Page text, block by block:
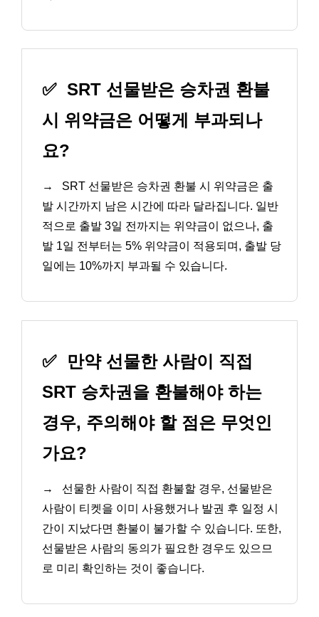
✅ SRT 선물받은 승차권 환불
시 위약금은 어떻게 부과되나
요?
→
SRT 선물받은 승차권 환불 시 위약금은 출
발 시간까지 남은 시간에 따라 달라집니다. 일반
적으로 출발 3일 전까지는 위약금이 없으나, 출
발 1일 전부터는 5% 위약금이 적용되며, 출발 당
일에는 10%까지 부과될 수 있습니다.
✅
만약 선물한 사람이 직접
SRT 승차권을 환불해야 하는
경우, 주의해야 할 점은 무엇인
가요?
→
선물한 사람이 직접 환불할 경우, 선물받은
사람이 티켓을 이미 사용했거나 발권 후 일정 시
간이 지났다면 환불이 불가할 수 있습니다. 또한,
선물받은 사람의 동의가 필요한 경우도 있으므
로 미리 확인하는 것이 좋습니다.